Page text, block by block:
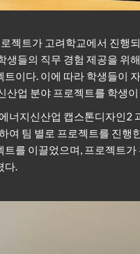
젝트가 고려학교에서 진행
생들의 직무 경험 제공을 위
이다. 이에 따라 학생들이
산업 분야 프로젝트를 학생
너지신산업 캡스톤디자인2
여 팀 별로 프로젝트를 진
를 이끌었으며, 프로젝트
다.